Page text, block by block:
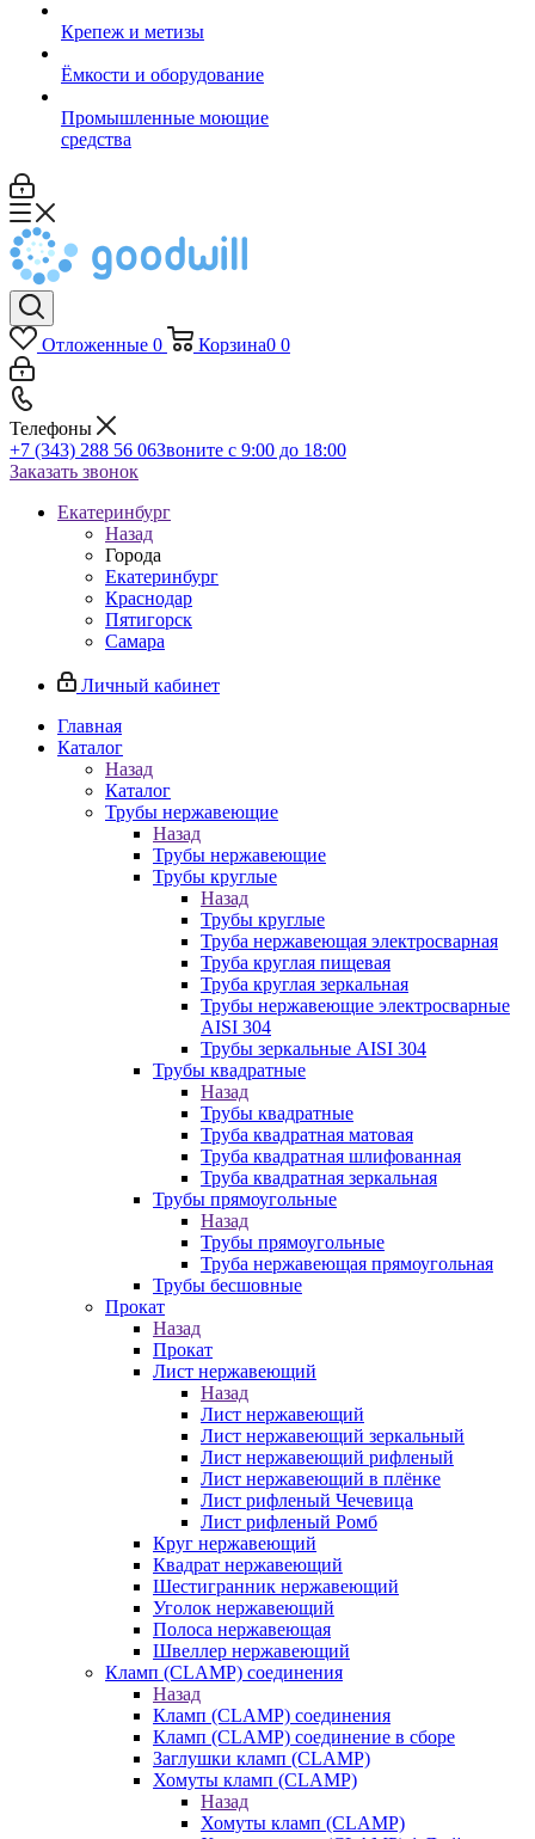
Крепеж и метизы
Ёмкости и оборудование
Промышленные моющие
средства
Отложенные 0 Корзина0 0
Телефоны
+7 (343) 288 56 06Звоните с 9:00 до 18:00
Заказать звонок
Екатеринбург
Назад
Города
Екатеринбург
Краснодар
Пятигорск
Самара
Личный кабинет
Главная
Каталог
Назад
Каталог
Трубы нержавеющие
Назад
Трубы нержавеющие
Трубы круглые
Назад
Трубы круглые
Труба нержавеющая электросварная
Труба круглая пищевая
Труба круглая зеркальная
Трубы нержавеющие электросварные
AISI 304
Трубы зеркальные AISI 304
Трубы квадратные
Назад
Трубы квадратные
Труба квадратная матовая
Труба квадратная шлифованная
Труба квадратная зеркальная
Трубы прямоугольные
Назад
Трубы прямоугольные
Труба нержавеющая прямоугольная
Трубы бесшовные
Прокат
Назад
Прокат
Лист нержавеющий
Назад
Лист нержавеющий
Лист нержавеющий зеркальный
Лист нержавеющий рифленый
Лист нержавеющий в плёнке
Лист рифленый Чечевица
Лист рифленый Ромб
Круг нержавеющий
Квадрат нержавеющий
Шестигранник нержавеющий
Уголок нержавеющий
Полоса нержавеющая
Швеллер нержавеющий
Кламп (CLAMP) соединения
Назад
Кламп (CLAMP) соединения
Кламп (CLAMP) соединение в сборе
Заглушки кламп (CLAMP)
Хомуты кламп (CLAMP)
Назад
Хомуты кламп (CLAMP)